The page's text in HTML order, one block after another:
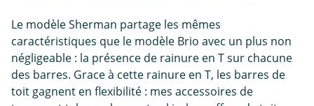
Le modèle Sherman partage les mêmes
caractéristiques que le modèle Brio avec un plus non
négligeable : la présence de rainure en T sur chacune
des barres. Grace à cette rainure en T, les barres de
toit gagnent en flexibilité : mes accessoires de